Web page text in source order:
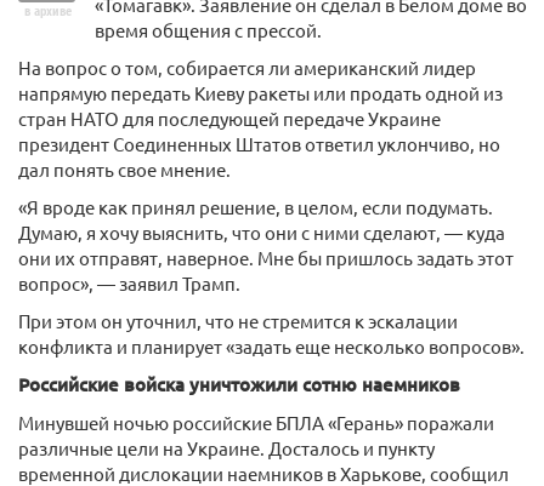
в архиве
время общения с прессой.
На вопрос о том, собирается ли американский лидер
напрямую передать Киеву ракеты или продать одной из
стран НАТО для последующей передаче Украине
президент Соединенных Штатов ответил уклончиво, но
дал понять свое мнение.
«Я вроде как принял решение, в целом, если подумать.
Думаю, я хочу выяснить, что они с ними сделают, — куда
они их отправят, наверное. Мне бы пришлось задать этот
вопрос», — заявил Трамп.
При этом он уточнил, что не стремится к эскалации
конфликта и планирует «задать еще несколько вопросов».
Российские войска уничтожили сотню наемников
Минувшей ночью российские БПЛА «Герань» поражали
различные цели на Украине. Досталось и пункту
временной дислокации наемников в Харькове, сообщил